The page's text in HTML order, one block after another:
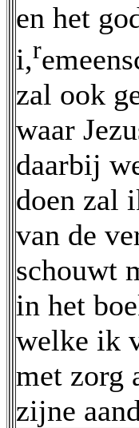
en het
i,r
zal ook
waar
daarbij
doen zal
van de
schouwt
in het
welke ik
met zorg
zijne